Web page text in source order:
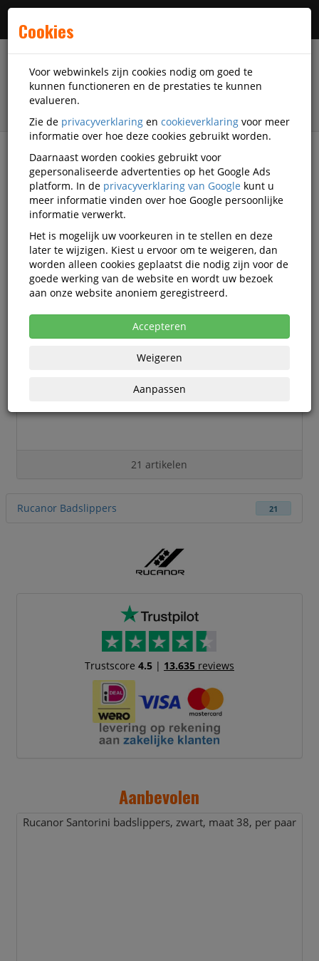
filter
Veiligheidsartikelen Rucanor
Rucanor veiligheidsartikelen
Rucanor Werkschoenen
21 artikelen
Rucanor Badslippers 21
Trustscore 4.5| 13.635reviews
Aanbevolen
Rucanor Santorini badslippers, zwart, maat 38, per paar
Cookies
Voor webwinkels zijn cookies nodig om goed te
kunnen functioneren en de prestaties te kunnen
evalueren.
Zie de privacyverklaring en cookieverklaring voor meer
informatie over hoe deze cookies gebruikt worden.
Daarnaast worden cookies gebruikt voor
gepersonaliseerde advertenties op het Google Ads
platform. In de privacyverklaring van Google kunt u
meer informatie vinden over hoe Google persoonlijke
informatie verwerkt.
Het is mogelijk uw voorkeuren in te stellen en deze
later te wijzigen. Kiest u ervoor om te weigeren, dan
worden alleen cookies geplaatst die nodig zijn voor de
goede werking van de website en wordt uw bezoek
aan onze website anoniem geregistreerd.
Accepteren
Weigeren
Aanpassen